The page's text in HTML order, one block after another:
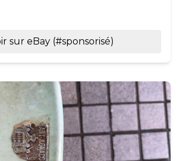
sur eBay (#sponsorisé)